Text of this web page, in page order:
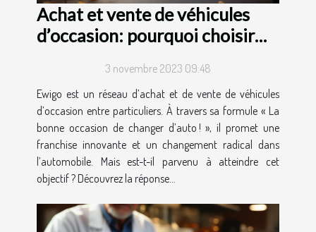
Achat et vente de véhicules
d’occasion: pourquoi choisir
3 novembre 2023 09:48
Ewigo est un réseau d’achat et de vente de véhicules
d’occasion entre particuliers. À travers sa formule « La
bonne occasion de changer d’auto ! », il promet une
franchise innovante et un changement radical dans
l’automobile. Mais est-t-il parvenu à atteindre cet
objectif ? Découvrez la réponse...